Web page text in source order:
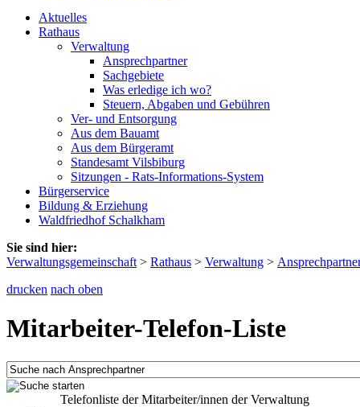
Aktuelles
Rathaus
Verwaltung
Ansprechpartner
Sachgebiete
Was erledige ich wo?
Steuern, Abgaben und Gebühren
Ver- und Entsorgung
Aus dem Bauamt
Aus dem Bürgeramt
Standesamt Vilsbiburg
Sitzungen - Rats-Informations-System
Bürgerservice
Bildung & Erziehung
Waldfriedhof Schalkham
Sie sind hier:
Verwaltungsgemeinschaft > Rathaus > Verwaltung >
drucken nach oben
Mitarbeiter-Telefon-Liste
Telefonliste der Mitarbeiter/innen der Verwaltung